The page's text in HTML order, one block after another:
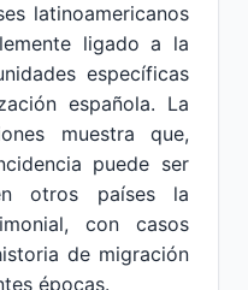
latinoamericanos
ligado a la
específicas
española. La
muestra que,
puede ser
otros países la
con casos
de migración
épocas.